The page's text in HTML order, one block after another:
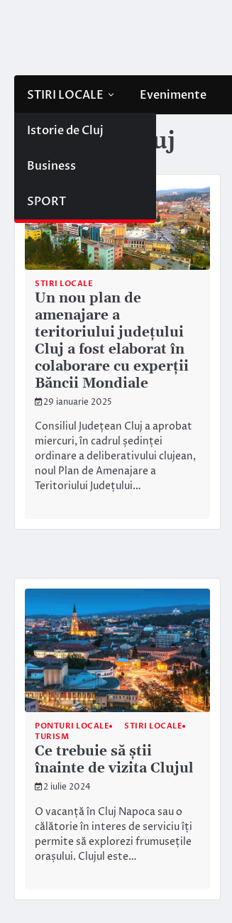
STIRI LOCALE
Istorie de Cluj
Business
SPORT
Evenimente
Etichetă: Cluj
STIRI LOCALE
Un nou plan de
amenajare a
teritoriului județului
Cluj a fost elaborat în
colaborare cu experții
Băncii Mondiale
29 ianuarie 2025
Consiliul Județean Cluj a aprobat
miercuri, în cadrul ședinței
ordinare a deliberativului clujean,
noul Plan de Amenajare a
Teritoriului Județului…
PONTURI LOCALE
STIRI LOCALE
TURISM
Ce trebuie să știi
înainte de vizita Clujul
2 iulie 2024
O vacanță în Cluj Napoca sau o
călătorie în interes de serviciu îți
permite să explorezi frumusețile
orașului. Clujul este…